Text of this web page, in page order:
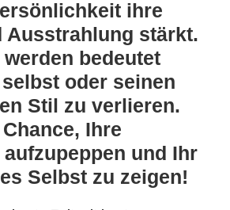
ihre
Ausstrahlung stärkt.
bedeutet
oder seinen
Stil zu verlieren.
Ihre
und Ihr
Selbst zu zeigen!